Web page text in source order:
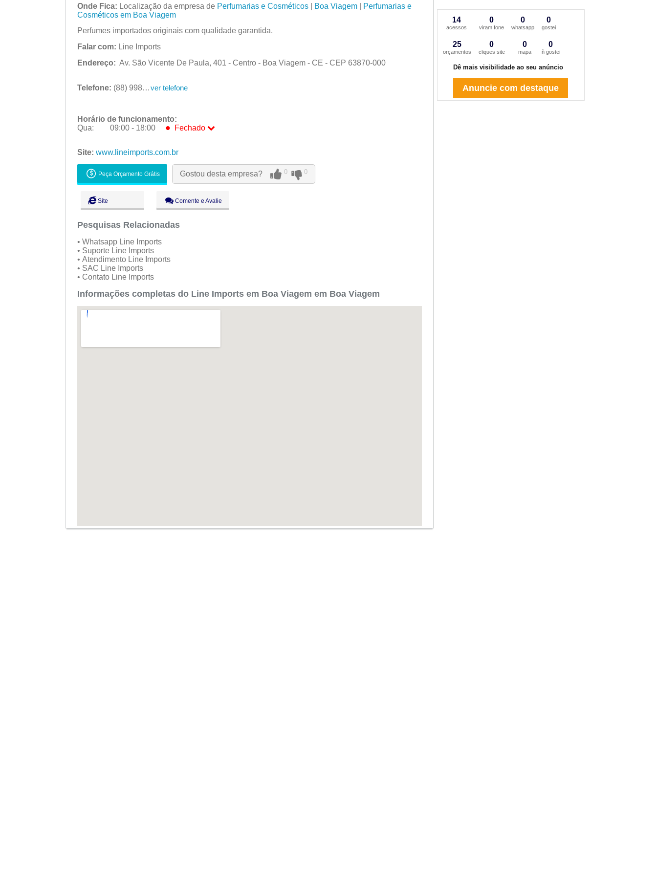
Onde Fica: Localização da empresa de Perfumarias e Cosméticos| Boa Viagem|
Perfumarias e
Cosméticos em Boa Viagem
Perfumes importados originais com qualidade garantida.
Falar com: Line Imports
Endereço: Av. São Vicente De Paula, 401 - Centro - Boa Viagem - CE - CEP 63870-000
Telefone: (88) 9983-62244 ver telefone
Horário de funcionamento:
Qua:
09:00 - 18:00 ● Fechado
Ter:
09:00 - 18:00
Qua:
●Fechado
Qui:
09:00 - 18:00
Sáb:
Site: www.lineimports.com.br
Peça Orçamento Grátis Gostou desta empresa? 0 0
Site Comente e Avalie
Pesquisas Relacionadas
• Whatsapp Line Imports
• Suporte Line Imports
• Atendimento Line Imports
• SAC Line Imports
• Contato Line Imports
Informações completas do Line Imports em Boa Viagem em Boa Viagem
14
acessos
0
viram fone
0
whatsapp
0
gostei
25
orçamentos
0
cliques site
0
mapa
0
ñ gostei
Dê mais visibilidade ao seu anúncio
Anuncie com destaque